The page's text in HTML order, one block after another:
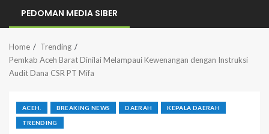
PEDOMAN MEDIA SIBER
Home
Trending
Pemkab Aceh Barat Dinilai Melampaui Kewenangan dengan Instruksi
Audit Dana CSR PT Mifa
ACEH. BREAKING NEWS DAERAH KEPALA DAERAH
TRENDING